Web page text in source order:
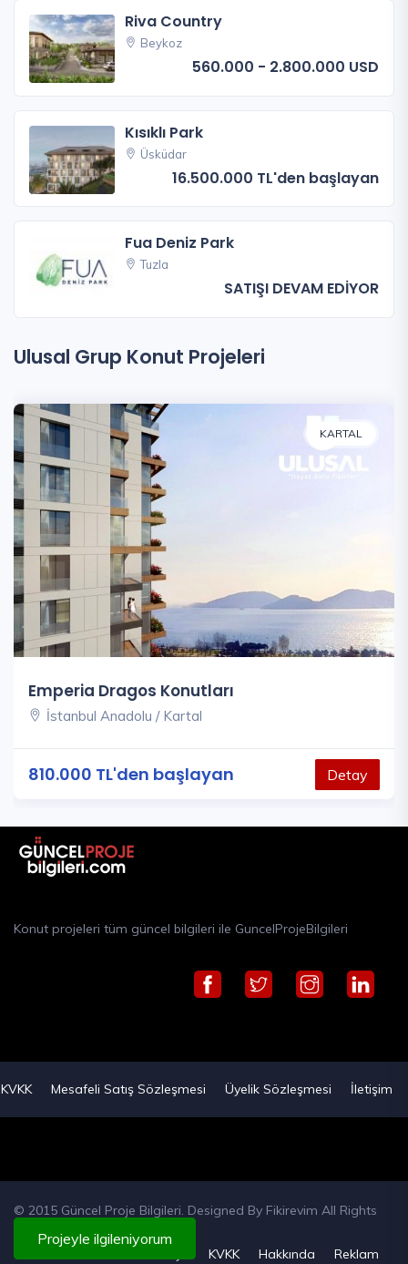
Riva Country
Beykoz
560.000 - 2.800.000 USD
Kısıklı Park
Üsküdar
16.500.000 TL'den başlayan
Fua Deniz Park
Tuzla
SATIŞI DEVAM EDİYOR
Ulusal Grup Konut Projeleri
KARTAL
Emperia Dragos Konutları
İstanbul Anadolu / Kartal
810.000 TL'den başlayan Detay
Projeyle ilgileniyorum
Konut projeleri tüm güncel bilgileri ile GuncelProjeBilgileri
KVKK Mesafeli Satış Sözleşmesi Üyelik Sözleşmesi İletişim
© 2015 Güncel Proje Bilgileri. Designed By Fikirevim All Rights
Reserved
KVKK Hakkında Reklam